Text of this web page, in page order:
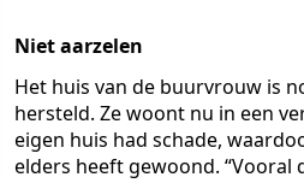
Niet aarzelen
Het huis van de buurvrouw is
hersteld. Ze woont nu in een
eigen huis had schade,
elders heeft gewoond. “Vooral